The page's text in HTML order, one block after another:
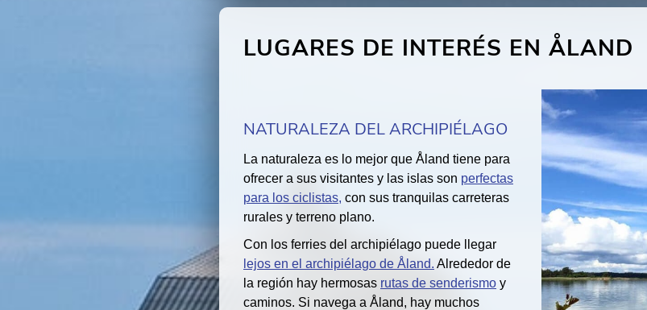
LUGARES DE INTERÉS EN ÅLAND
NATURALEZA DEL ARCHIPIÉLAGO
La naturaleza es lo mejor que Åland tiene para
ofrecer a sus visitantes y las islas son perfectas
para los ciclistas, con sus tranquilas carreteras
rurales y terreno plano.
Con los ferries del archipiélago puede llegar
lejos en el archipiélago de Åland. Alrededor de
la región hay hermosas rutas de senderismo y
caminos. Si navega a Åland, hay muchos